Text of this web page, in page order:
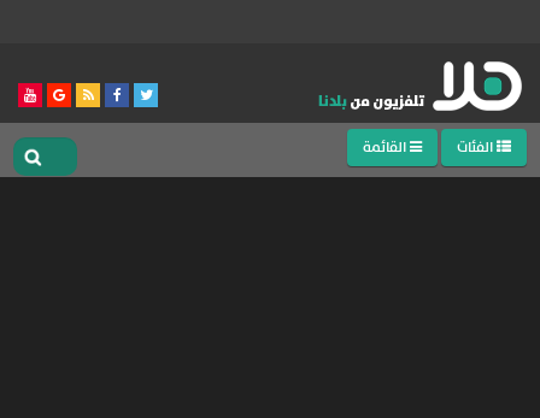
الفئات القائمة